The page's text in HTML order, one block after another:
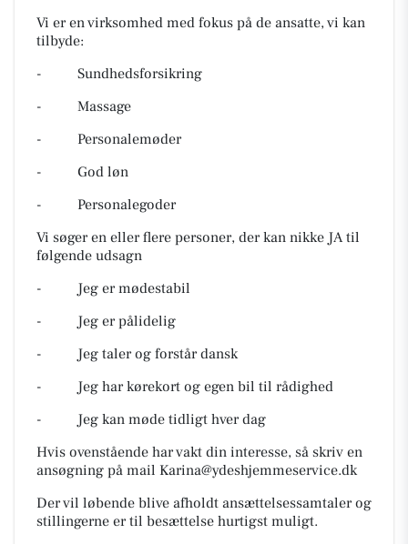
Vi er en virksomhed med fokus på de ansatte, vi kan
tilbyde:
- Sundhedsforsikring
- Massage
- Personalemøder
- God løn
- Personalegoder
Vi søger en eller flere personer, der kan nikke JA til
følgende udsagn
- Jeg er mødestabil
- Jeg er pålidelig
- Jeg taler og forstår dansk
- Jeg har kørekort og egen bil til rådighed
- Jeg kan møde tidligt hver dag
Hvis ovenstående har vakt din interesse, så skriv en
ansøgning på mail Karina@ydeshjemmeservice.dk
Der vil løbende blive afholdt ansættelsessamtaler og
stillingerne er til besættelse hurtigst muligt.